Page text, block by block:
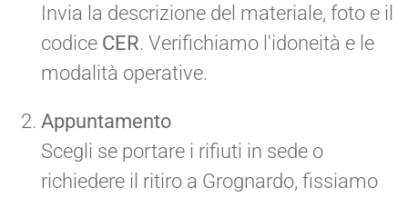
Invia la descrizione del materiale, foto e il
codice CER. Verifichiamo l'idoneità e le
modalità operative.
Appuntamento
Scegli se portare i rifiuti in sede o
richiedere il ritiro a Grognardo, fissiamo